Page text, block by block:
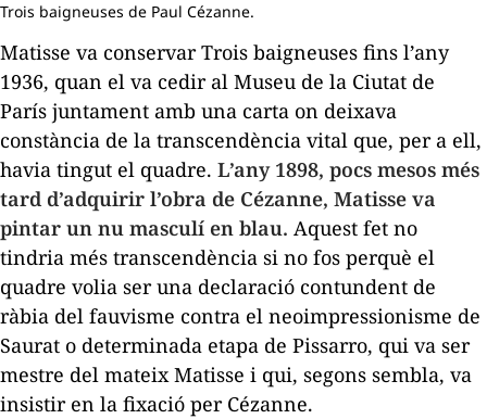
Trois baigneuses de Paul Cézanne.
Matisse va conservarTrois baigneuses fins l’any
1936, quan el va cedir al Museu de la Ciutat de
París juntament amb una carta on deixava
constància de la transcendència vital que, per a ell,
havia tingut el quadre. L’any 1898, pocs mesos més
tard d’adquirir l’obra de Cézanne, Matisse va
pintar un nu masculí en blau. Aquest fet no
tindria més transcendència si no fos perquè el
quadre volia ser una declaració contundent de
ràbia del fauvisme contra el neoimpressionisme de
Saurat o determinada etapa de Pissarro, qui va ser
mestre del mateix Matisse i qui, segons sembla, va
insistir en la fixació per Cézanne.